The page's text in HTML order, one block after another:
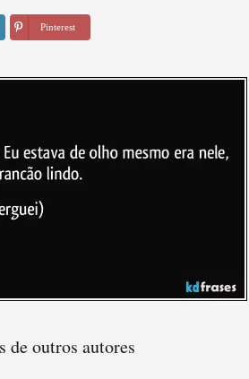
Pinterest
de outros autores